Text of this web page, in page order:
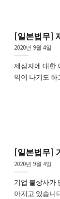
[일본법무]
2020년 9월 4일
제삼자에 대한
익이 나기도
[일본법무]
2020년 9월 4일
기업 불상사가
아지고 있습니